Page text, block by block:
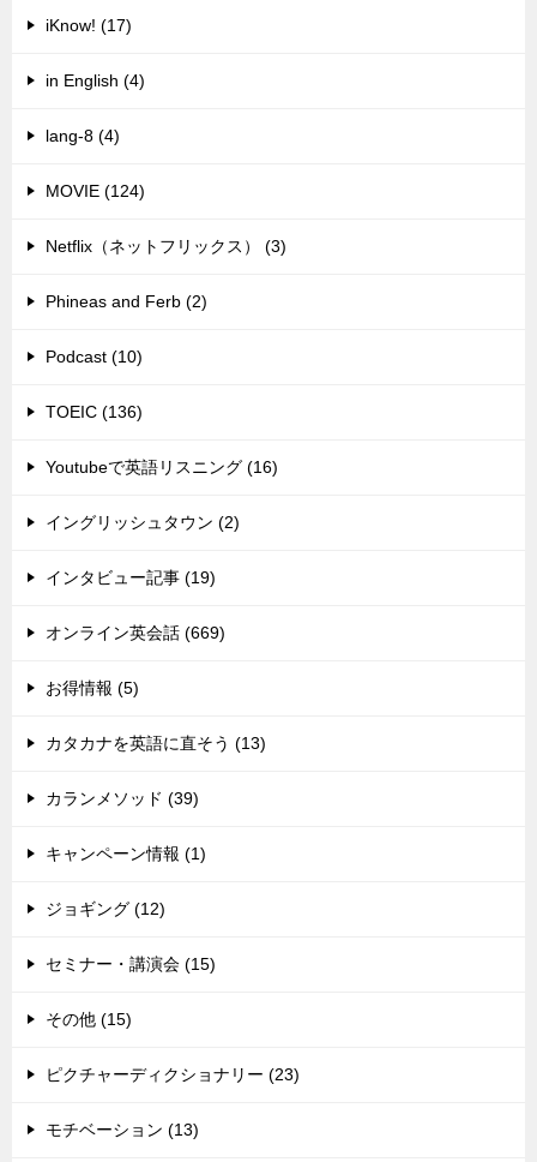
iKnow! (17)
in English (4)
lang-8 (4)
MOVIE (124)
Netflix（ネットフリックス） (3)
Phineas and Ferb (2)
Podcast (10)
TOEIC (136)
Youtubeで英語リスニング (16)
イングリッシュタウン (2)
インタビュー記事 (19)
オンライン英会話 (669)
お得情報 (5)
カタカナを英語に直そう (13)
カランメソッド (39)
キャンペーン情報 (1)
ジョギング (12)
セミナー・講演会 (15)
その他 (15)
ピクチャーディクショナリー (23)
モチベーション (13)